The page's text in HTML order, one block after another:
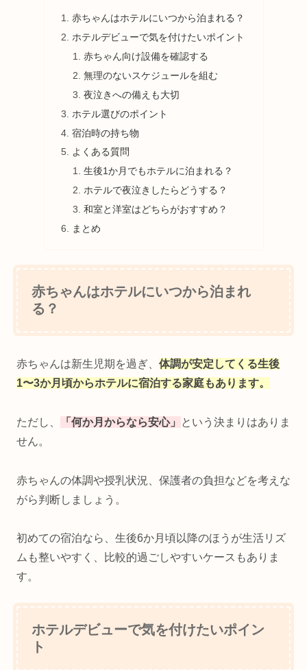
赤ちゃんはホテルにいつから泊まれる？
ホテルデビューで気を付けたいポイント
赤ちゃん向け設備を確認する
無理のないスケジュールを組む
夜泣きへの備えも大切
ホテル選びのポイント
宿泊時の持ち物
よくある質問
生後1か月でもホテルに泊まれる？
ホテルで夜泣きしたらどうする？
和室と洋室はどちらがおすすめ？
まとめ
赤ちゃんはホテルにいつから泊まれ
る？
赤ちゃんは新生児期を過ぎ、 体調が安定してくる生後
1〜3か月頃からホテルに宿泊する家庭もあります。
ただし、 「何か月からなら安心」
という決まりはありま
せん。
赤ちゃんの体調や授乳状況、保護者の負担などを考えな
がら判断しましょう。
初めての宿泊なら、生後6か月頃以降のほうが生活リズ
ムも整いやすく、比較的過ごしやすいケースもありま
す。
ホテルデビューで気を付けたいポイン
ト